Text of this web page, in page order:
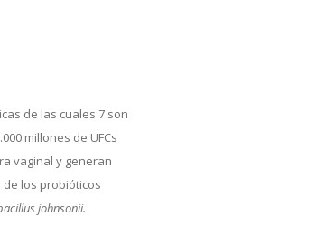
de las cuales 7 son
millones de UFCs
vaginal y generan
de los probióticos
johnsonii.